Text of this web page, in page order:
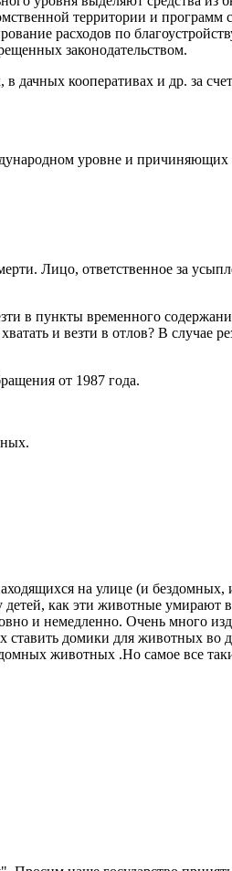
территории и
расходов по
законодательством.
кооперативах и др. за
уровне и
Лицо, ответственное за
в пункты временного
и везти в отлов? В случае
от 1987 года.
на улице (и
детей, как эти животные
и немедленно. Очень много
ставить домики для животных
животных .Но самое все